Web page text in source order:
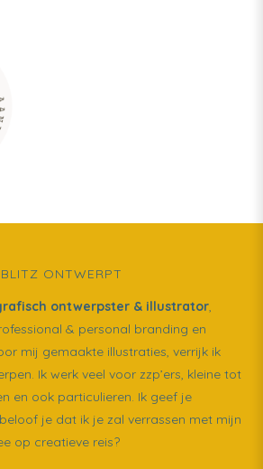
BLITZ ONTWERPT
ontwerpster & illustrator,
& personal branding en
mij gemaakte illustraties, verrijk ik
Ik werk veel voor zzp’ers, kleine tot
en ook particulieren. Ik geef je
je dat ik je zal verrassen met mijn
op creatieve reis?